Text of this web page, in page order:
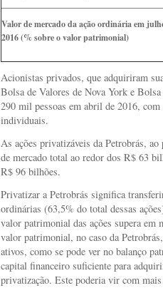
Valor de mercado da ação ordinária em
2016 (% sobre o valor patrimonial)
Acionistas privados, que adquiriram
Bolsa de Valores de Nova York e
290 mil pessoas em abril de 2016,
individuais.
As ações privatizáveis da Petrobrás,
de mercado total ao redor dos R$ 63
R$ 96 bilhões.
Privatizar a Petrobrás significa
ordinárias (63,5% do total dessas
valor patrimonial das ações supera em
valor patrimonial, no caso da
ativos, como se pode ver no balanço
capital financeiro suficiente para
privatização. Este poderia vir com